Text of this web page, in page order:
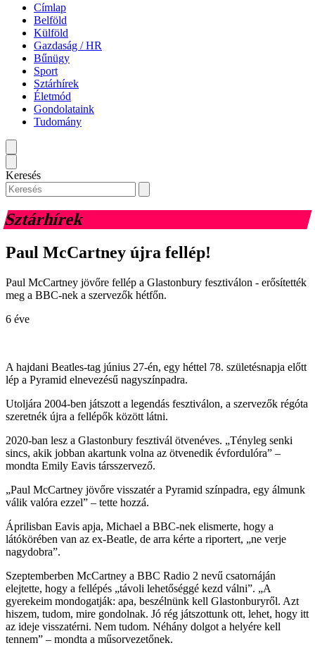
Címlap
Belföld
Külföld
Gazdaság / HR
Bűnügy
Sport
Sztárhírek
Életmód
Gondolataink
Tudomány
Keresés
Sztárhírek
Paul McCartney újra fellép!
Paul McCartney jövőre fellép a Glastonbury fesztiválon - erősítették
meg a BBC-nek a szervezők hétfőn.
6 éve
A hajdani Beatles-tag június 27-én, egy héttel 78. születésnapja előtt
lép a Pyramid elnevezésű nagyszínpadra.
Utoljára 2004-ben játszott a legendás fesztiválon, a szervezők régóta
szeretnék újra a fellépők között látni.
2020-ban lesz a Glastonbury fesztivál ötvenéves. „Tényleg senki
sincs, akik jobban akartunk volna az ötvenedik évfordulóra” –
mondta Emily Eavis társszervező.
„Paul McCartney jövőre visszatér a Pyramid színpadra, egy álmunk
válik valóra ezzel” – tette hozzá.
Áprilisban Eavis apja, Michael a BBC-nek elismerte, hogy a
látókörében van az ex-Beatle, de arra kérte a riportert, „ne verje
nagydobra”.
Szeptemberben McCartney a BBC Radio 2 nevű csatornáján
elejtette, hogy a fellépés „távoli lehetőséggé kezd válni”. „A
gyerekeim mondogatják: apa, beszélnünk kell Glastonburyről. Azt
hiszem, tudom, mire gondolnak. Jó rég játszottunk ott, lehet, hogy itt
az ideje visszatérni. Nem tudom. Néhány dolgot a helyére kell
tennem” – mondta a műsorvezetőnek.